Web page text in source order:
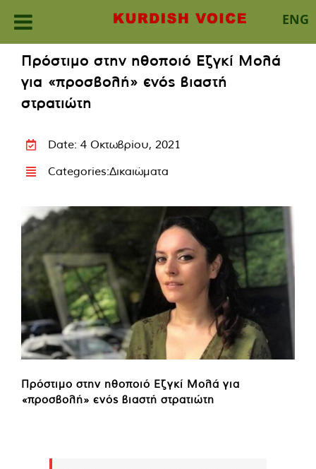
ENG
content
Πρόστιμο στην ηθοποιό Εζγκί Μολά
για «προσβολή» ενός βιαστή
στρατιώτη
Date: 4 Οκτωβρίου, 2021
Categories:Δικαιώματα
Πρόστιμο στην ηθοποιό Εζγκί Μολά για
«προσβολή» ενός βιαστή στρατιώτη